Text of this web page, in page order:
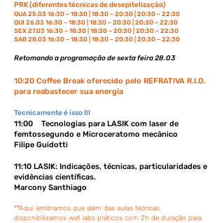
PRK (diferentes técnicas de desepitelização)
QUA 25.03 16:30 – 18:30 | 18:30 – 20:30 | 20:30 – 22:30
QUI 26.03 16:30 – 18:30 | 18:30 – 20:30 | 20:30 – 22:30
SEX 27.03 16:30 – 18:30 | 18:30 – 20:30 | 20:30 – 22:30
SAB 28.03 16:30 – 18:30 | 18:30 – 20:30 | 20:30 – 22:30
Retomando a programação de sexta feira 28.03
10:20 Coffee Break oferecido pelo REFRATIVA R.I.O.
para reabastecer sua energia
Tecnicamente é isso III
11:00 Tecnologias para LASIK com laser de
femtossegundo e Microceratomo mecânico
Filipe Guidotti
11:10 LASIK: Indicações, técnicas, particularidades e
evidências científicas.
Marcony Santhiago
**Aqui lembramos que além das aulas teóricas
disponibilizamos wet labs práticos com 2h de duração para